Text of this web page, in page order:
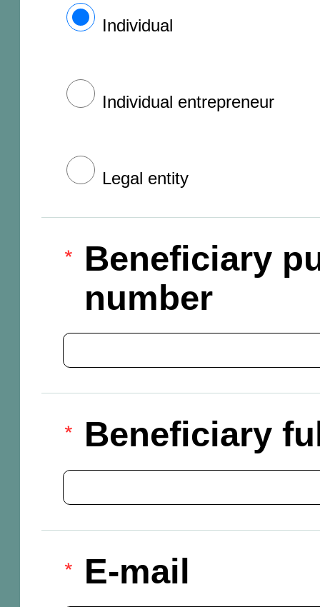
Individual
Individual entrepreneur
Legal entity
Beneficiary
number
Beneficiary
E-mail